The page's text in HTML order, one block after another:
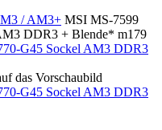
/ AM3+ MSI MS-7599
DDR3 + Blende* m179
das Vorschaubild